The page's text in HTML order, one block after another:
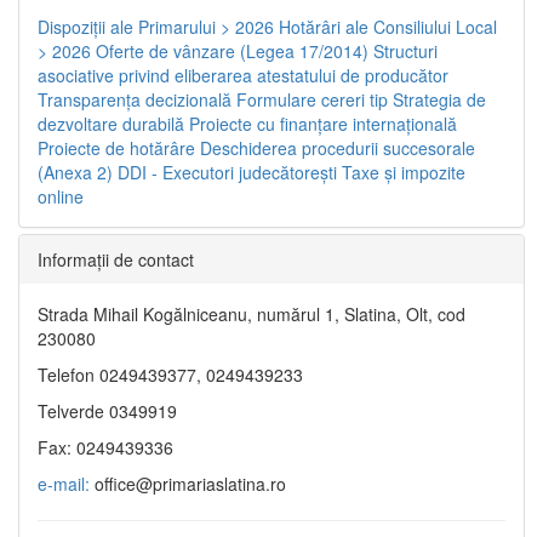
Dispoziţii ale Primarului > 2026 Hotărâri ale Consiliului Local
> 2026 Oferte de vânzare (Legea 17/2014) Structuri
asociative privind eliberarea atestatului de producător
Transparenţa decizională Formulare cereri tip Strategia de
dezvoltare durabilă Proiecte cu finanţare internaţională
Proiecte de hotărâre Deschiderea procedurii succesorale
(Anexa 2) DDI - Executori judecătorești Taxe şi impozite
online
Informaţii de contact
Strada Mihail Kogălniceanu, numărul 1, Slatina, Olt, cod
230080
Telefon 0249439377, 0249439233
Telverde 0349919
Fax: 0249439336
e-mail: office@primariaslatina.ro